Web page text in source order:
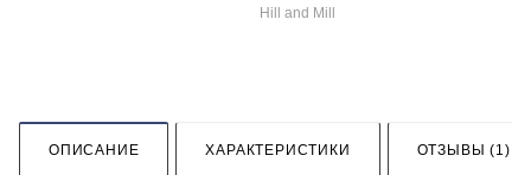
Hill and Mill
ОПИСАНИЕ ХАРАКТЕРИСТИКИ ОТЗЫВЫ (1)